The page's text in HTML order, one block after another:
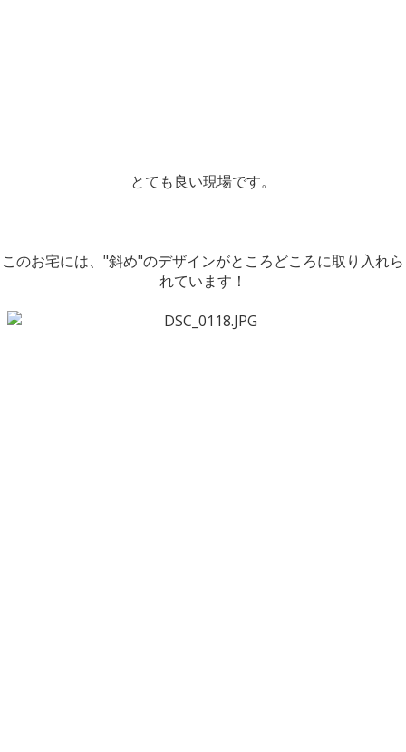
とても良い現場です。
このお宅には、"斜め"のデザインがところどころに取り入れら
れています！